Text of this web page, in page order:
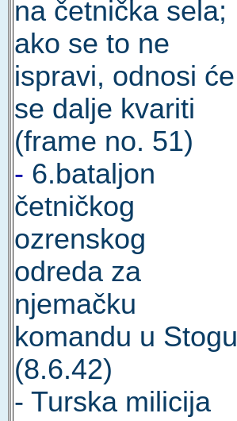
na četnička sela;
ako se to ne
ispravi, odnosi će
se dalje kvariti
(frame no. 51)
- 6.bataljon
četničkog
ozrenskog
odreda za
njemačku
komandu u Stogu
(8.6.42)
- Turska milicija